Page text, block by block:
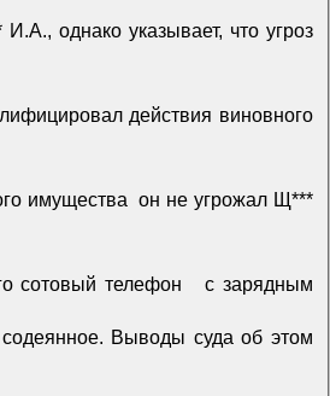
И.А., однако указывает, что угроз
действия виновного
имущества он не угрожал Щ***
сотовый телефон
с зарядным
содеянное. Выводы суда об этом